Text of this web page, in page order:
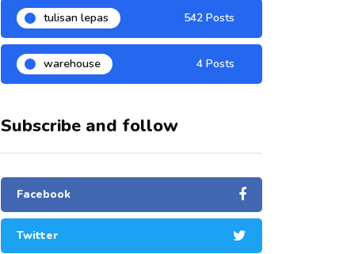
tulisan lepas 542 Posts
warehouse 4 Posts
Subscribe and follow
Facebook
Twitter